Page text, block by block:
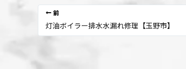
前
灯油ボイラー排水水漏れ修理【玉野市】